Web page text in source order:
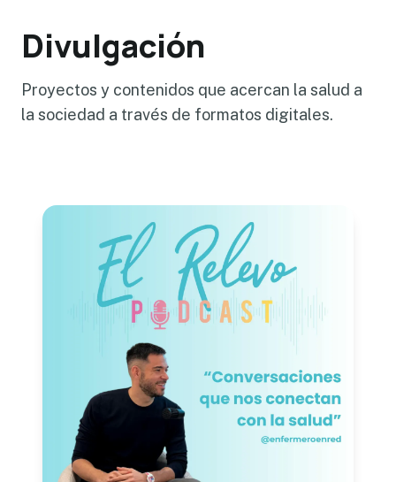
Divulgación
Proyectos y contenidos que acercan la salud a
la sociedad a través de formatos digitales.